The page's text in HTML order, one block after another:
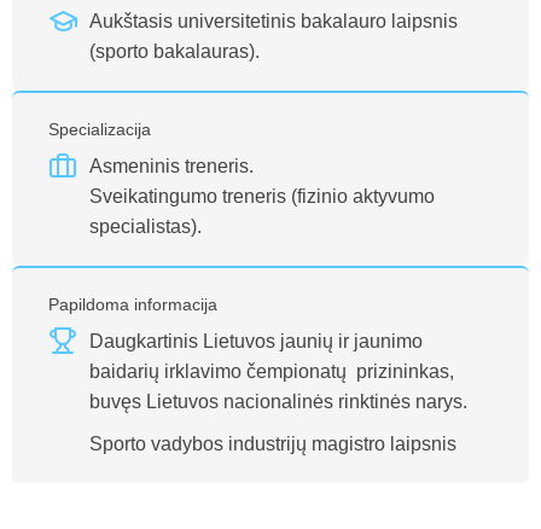
Aukštasis universitetinis bakalauro laipsnis
(sporto bakalauras).
Specializacija
Asmeninis treneris.
Sveikatingumo treneris (fizinio aktyvumo
specialistas).
Papildoma informacija
Daugkartinis Lietuvos jaunių ir jaunimo
baidarių irklavimo čempionatų prizininkas,
buvęs Lietuvos nacionalinės rinktinės narys.
Sporto vadybos industrijų magistro laipsnis